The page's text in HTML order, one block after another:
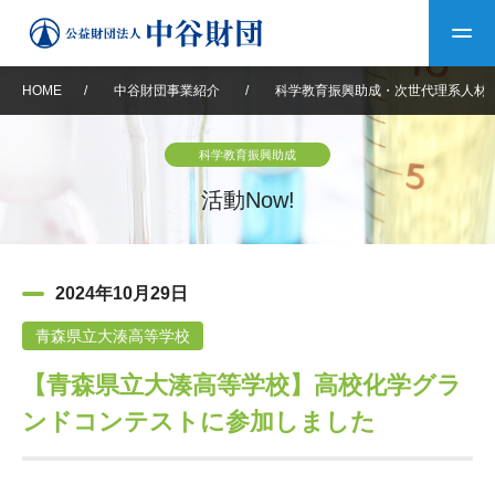
中谷財団について
設立趣意書
沿革 40年史デジタルブック
中谷財団40年史
中谷財団事業紹介
神戸賞 長期大型研究助成
中谷財団動画紹介
その他情報
HOME / 中谷財団事業紹介 / 科学教育振興助成・次世代理系人材
科学教育振興助成
活動Now!
2024年10月29日
青森県立大湊高等学校
【青森県立大湊高等学校】高校化学グラ
ンドコンテストに参加しました